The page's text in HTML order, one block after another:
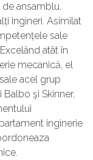
ansamblu.
ingineri. Asimilat
sale
atât în
mecanică, el
acel grup
şi Skinner,
inginerie